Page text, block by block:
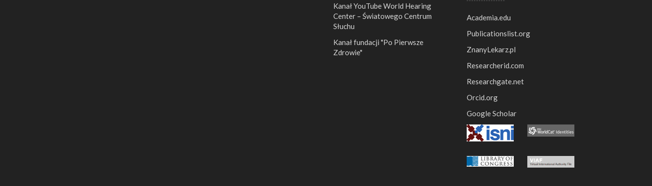
Kanał YouTube World Hearing
Center – Światowego Centrum
Słuchu
Kanał fundacji "Po Pierwsze
Zdrowie"
Academia.edu
Publicationslist.org
ZnanyLekarz.pl
Researcherid.com
Researchgate.net
Orcid.org
Google Scholar